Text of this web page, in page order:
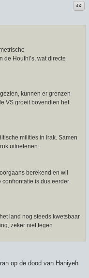
Citeer
Houthi’s, wat directe
kunnen er grenzen
VS groeit bovendien het
milities in Irak. Samen
uitoefenen.
berekend en wil
is dus eerder
land nog steeds kwetsbaar
zeker niet tegen
op de dood van Haniyeh